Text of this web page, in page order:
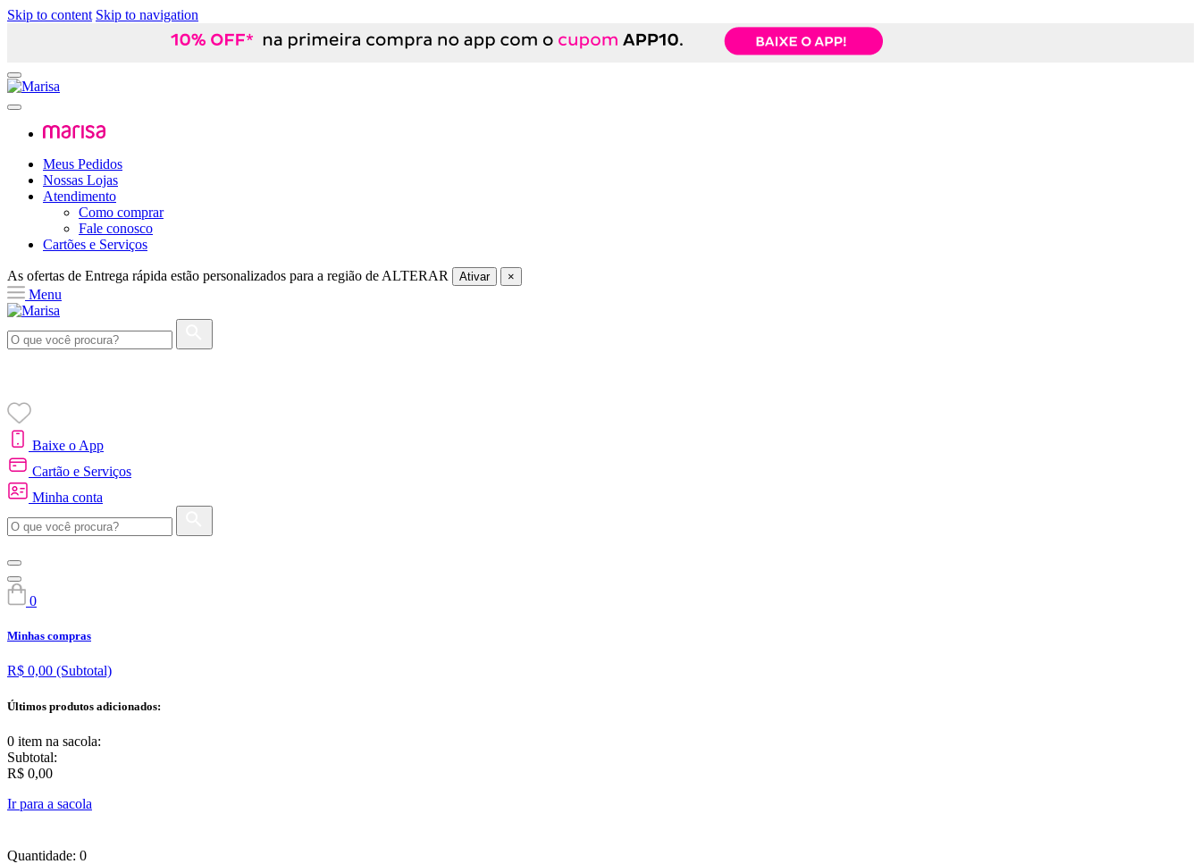
Skip to content Skip to navigation
Meus Pedidos
Nossas Lojas
Atendimento
Como comprar
Fale conosco
Cartões e Serviços
As ofertas de Entrega rápida estão personalizados para a região de ALTERAR Ativar ×
Menu
Baixe o App
Cartão e Serviços
Minha conta
0
Minhas compras
R$ 0,00 (Subtotal)
Últimos produtos adicionados:
0 item na sacola:
Subtotal:
R$ 0,00
Ir para a sacola
Quantidade: 0